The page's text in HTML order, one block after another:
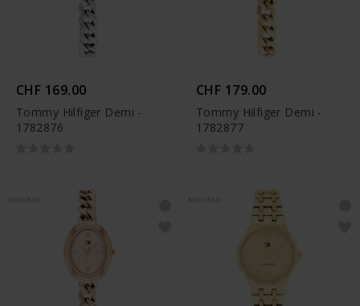
CHF 169.00
Tommy Hilfiger Demi -
1782876
CHF 179.00
Tommy Hilfiger Demi -
1782877
NOUVEAU NOUVEAU